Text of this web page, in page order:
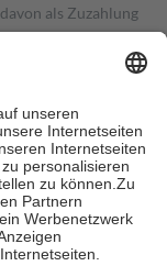
als Zuzahlung
Höhe von zehn
die tatsächlichen
Apotheken.
beträgt die
Euro je
Gesundheit zu